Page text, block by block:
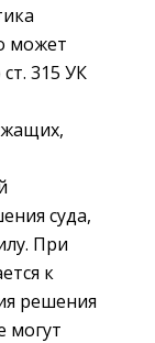
может
315 УК
суда,
При
к
решения
могут